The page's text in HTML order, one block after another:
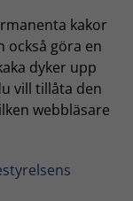
kakor
också göra en
dyker upp
vill tillåta den
webbläsare